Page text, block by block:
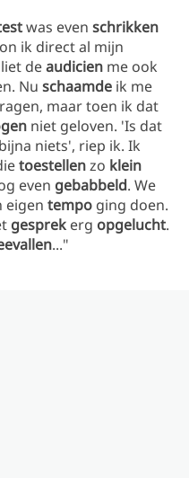
was even schrikken
ik direct al mijn
deaudicien me ook
Nu schaamde ik me
maar toen ik dat
niet geloven. 'Is dat
niets', riep ik. Ik
toestellenzo klein
even gebabbeld. We
eigen tempo ging doen.
gesprek erg opgelucht.
..."